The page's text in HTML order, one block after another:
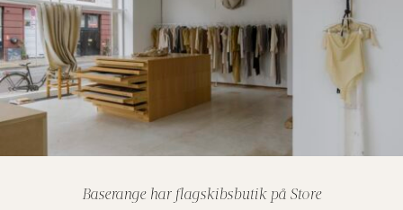
Baserange har flagskibsbutik på Store